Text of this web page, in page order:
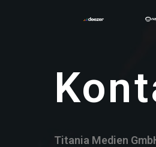
Titania Medien